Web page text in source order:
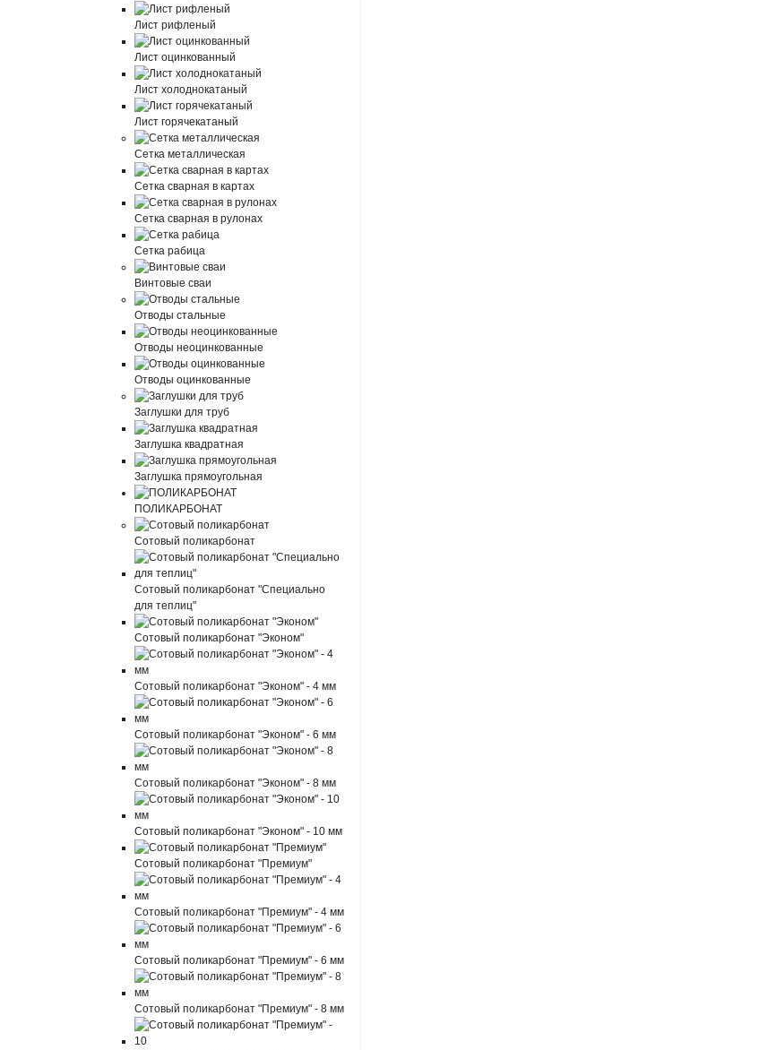
Лист рифленый
Лист оцинкованный
Лист холоднокатаный
Лист горячекатаный
Сетка металлическая
Сетка сварная в картах
Сетка сварная в рулонах
Сетка рабица
Винтовые сваи
Отводы стальные
Отводы неоцинкованные
Отводы оцинкованные
Заглушки для труб
Заглушка квадратная
Заглушка прямоугольная
ПОЛИКАРБОНАТ
Сотовый поликарбонат
Сотовый поликарбонат "Специально
для теплиц"
Сотовый поликарбонат "Эконом"
Сотовый поликарбонат "Эконом" - 4 мм
Сотовый поликарбонат "Эконом" - 6 мм
Сотовый поликарбонат "Эконом" - 8 мм
Сотовый поликарбонат "Эконом" - 10 мм
Сотовый поликарбонат "Премиум"
Сотовый поликарбонат "Премиум" - 4 мм
Сотовый поликарбонат "Премиум" - 6 мм
Сотовый поликарбонат "Премиум" - 8 мм